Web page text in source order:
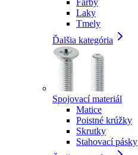
Farby
Laky
Tmely
Ďalšia kategória
Spojovací materiál
Matice
Poistné krúžky
Skrutky
Stahovací pásky